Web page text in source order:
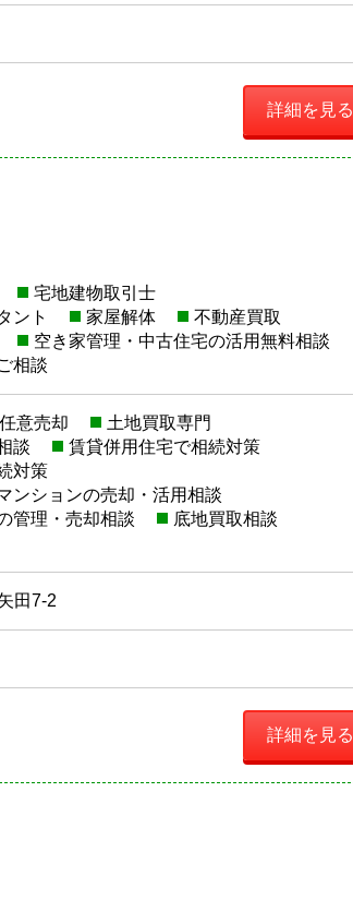
詳細を見る
宅地建物取引士
ント
家屋解体
不動産買取
空き家管理・中古住宅の活用無料相談
相談
任意売却
土地買取専門
談
賃貸併用住宅で相続対策
対策
ンションの売却・活用相談
管理・売却相談
底地買取相談
田7-2
詳細を見る